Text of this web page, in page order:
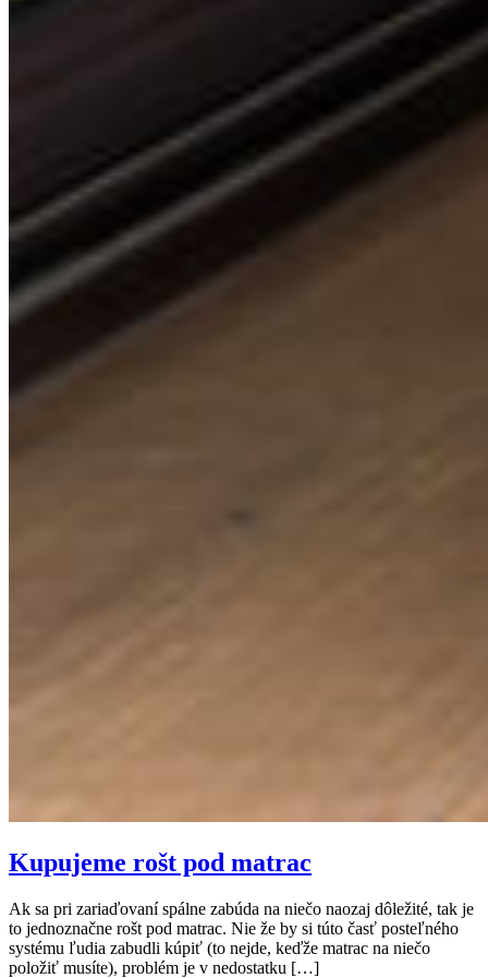
Kupujeme rošt pod matrac
Ak sa pri zariaďovaní spálne zabúda na niečo naozaj dôležité, tak je
to jednoznačne rošt pod matrac. Nie že by si túto časť posteľného
systému ľudia zabudli kúpiť (to nejde, keďže matrac na niečo
položiť musíte), problém je v nedostatku […]